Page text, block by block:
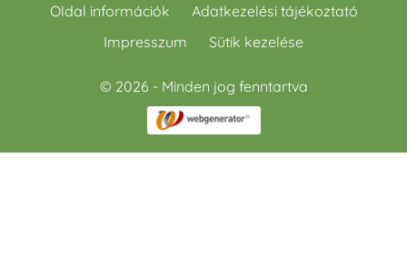
© 2026 - Minden jog fenntartva
Oldal információk
Adatkezelési tájékoztató
Impresszum
Sütik kezelése